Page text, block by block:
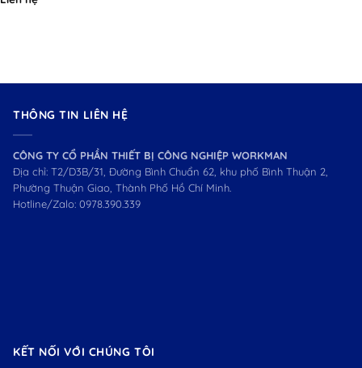
THÔNG TIN LIÊN HỆ
CÔNG TY CỔ PHẦN THIẾT BỊ CÔNG NGHIỆP WORKMAN
Địa chỉ: T2/D3B/31, Đường Bình Chuẩn 62, khu phố Bình Thuận 2,
Phường Thuận Giao, Thành Phố Hồ Chí Minh.
Hotline/Zalo: 0978.390.339
KẾT NỐI VỚI CHÚNG TÔI